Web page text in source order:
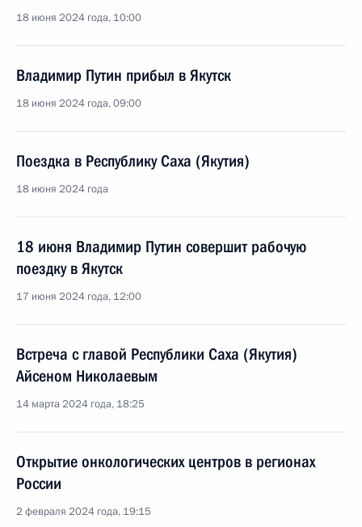
18 июня 2024 года, 10:00
Владимир Путин прибыл в Якутск
18 июня 2024 года, 09:00
Поездка в Республику Саха (Якутия)
18 июня 2024 года
18 июня Владимир Путин совершит рабочую
поездку в Якутск
17 июня 2024 года, 12:00
Встреча с главой Республики Саха (Якутия)
Айсеном Николаевым
14 марта 2024 года, 18:25
Открытие онкологических центров в регионах
России
2 февраля 2024 года, 19:15